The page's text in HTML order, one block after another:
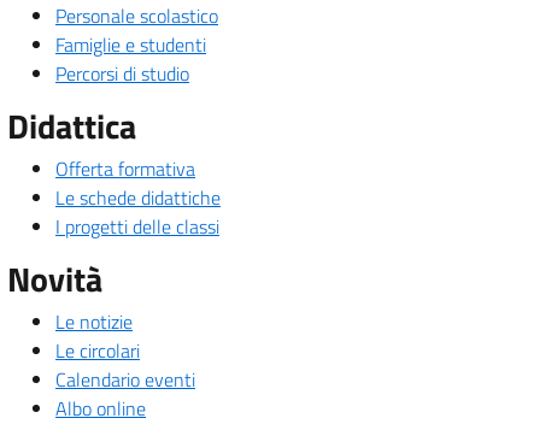
Personale scolastico
Famiglie e studenti
Percorsi di studio
Didattica
Offerta formativa
Le schede didattiche
I progetti delle classi
Novità
Le notizie
Le circolari
Calendario eventi
Albo online